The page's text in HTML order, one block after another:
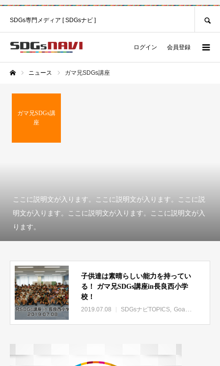
SDGs専門メディア [ SDGsナビ ]
ログイン 会員登録
ニュース ガマ兄SDGs講座
ガマ兄SDGs講
座
ここに説明文が入ります。ここに説明文が入ります。ここに説
明文が入ります。ここに説明文が入ります。ここに説明文が入
ります。
子供達は素晴らしい能力を持ってい
る！ ガマ兄SDGs講座in長良西小学
校！
2019.07.08 SDGsナビTOPICS Goal.04